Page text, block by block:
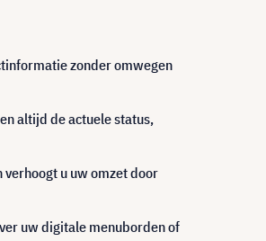
zonder omwegen
altijd de actuele status,
u uw omzet door
uw digitale menuborden of